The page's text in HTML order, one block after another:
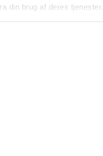
din brug af deres tjenester.
Gäste